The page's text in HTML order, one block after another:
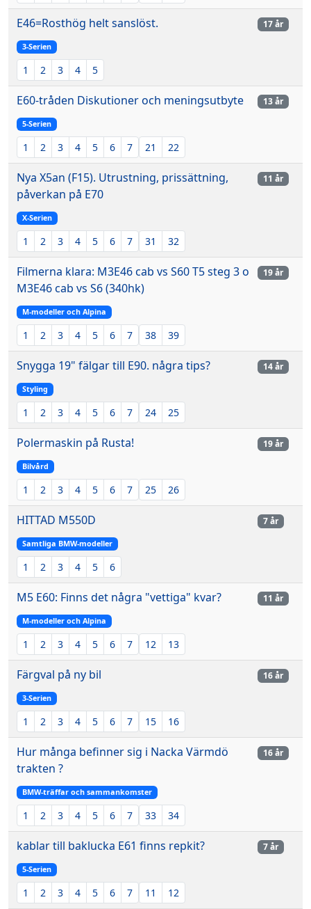
E46=Rosthög helt sanslöst.
3-Serien
1 2 3 4 5
17 år
E60-tråden Diskutioner och meningsutbyte
5-Serien
1 2 3 4 5 6 7 21 22
13 år
Nya X5an (F15). Utrustning, prissättning,
påverkan på E70
X-Serien
1 2 3 4 5 6 7 31 32
11 år
Filmerna klara: M3E46 cab vs S60 T5 steg 3 o
M3E46 cab vs S6 (340hk)
M-modeller och Alpina
1 2 3 4 5 6 7 38 39
19 år
Snygga 19" fälgar till E90. några tips?
Styling
1 2 3 4 5 6 7 24 25
14 år
Polermaskin på Rusta!
Bilvård
1 2 3 4 5 6 7 25 26
19 år
HITTAD M550D
Samtliga BMW-modeller
1 2 3 4 5 6
7 år
M5 E60: Finns det några "vettiga" kvar?
M-modeller och Alpina
1 2 3 4 5 6 7 12 13
11 år
Färgval på ny bil
3-Serien
1 2 3 4 5 6 7 15 16
16 år
Hur många befinner sig i Nacka Värmdö
trakten ?
BMW-träffar och sammankomster
1 2 3 4 5 6 7 33 34
16 år
kablar till baklucka E61 finns repkit?
5-Serien
1 2 3 4 5 6 7 11 12
7 år